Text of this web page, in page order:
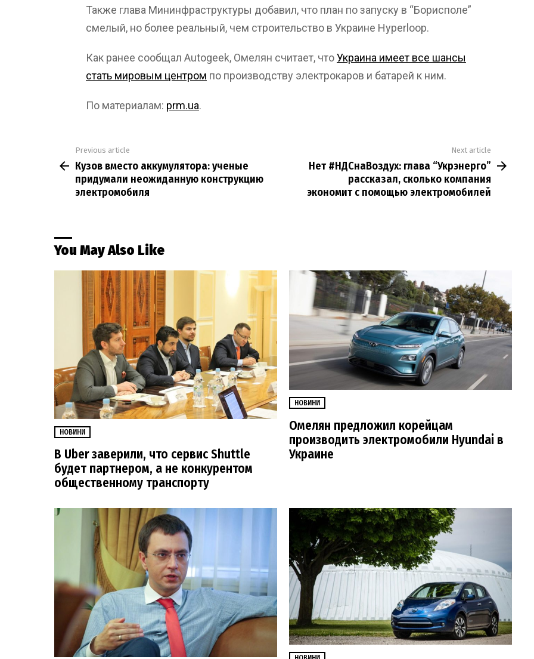
Также глава Мининфраструктуры добавил, что план по запуску в “Борисполе”
смелый, но более реальный, чем строительство в Украине Hyperloop.
Как ранее сообщал Autogeek, Омелян считает, чтоУкраина имеет все шансы
стать мировым центром по производству электрокаров и батарей к ним.
По материалам: prm.ua.
more
Previous article
Кузов вместо аккумулятора: ученые
придумали неожиданную конструкцию
электромобиля
Next article
Нет #НДСнаВоздух: глава “Укрэнерго”
рассказал, сколько компания
экономит с помощью электромобилей
You May Also Like
НОВИНИ
В Uber заверили, что сервис Shuttle
будет партнером, а не конкурентом
общественному транспорту
НОВИНИ
Омелян предложил корейцам
производить электромобили Hyundai в
Украине